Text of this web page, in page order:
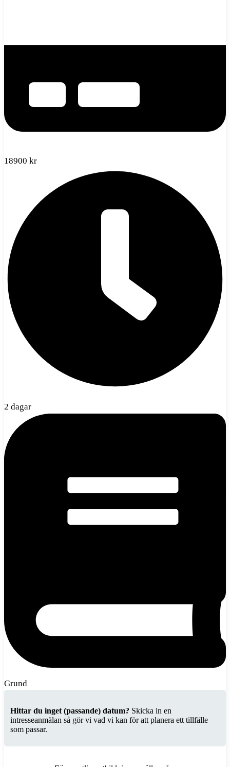
18900 kr
2 dagar
Grund
Hittar du inget (passande) datum? Skicka in en
intresseanmälan så gör vi vad vi kan för att planera ett tillfälle
som passar.